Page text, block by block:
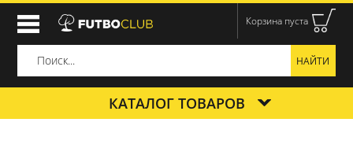
Корзина пуста
КАТАЛОГ ТОВАРОВ